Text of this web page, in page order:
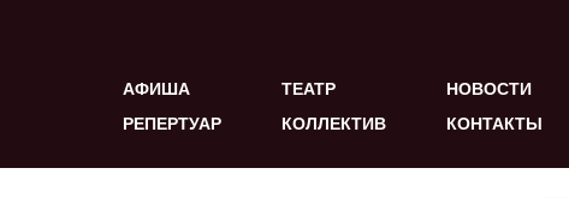
АФИША
РЕПЕРТУАР
ТЕАТР
КОЛЛЕКТИВ
НОВОСТИ
КОНТАКТЫ